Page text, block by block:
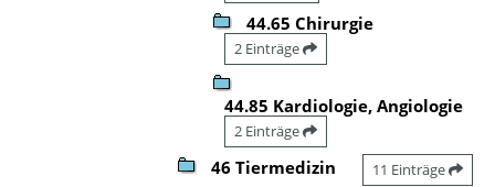
44.65 Chirurgie
2 Einträge
44.85 Kardiologie, Angiologie
2 Einträge
46 Tiermedizin 11 Einträge